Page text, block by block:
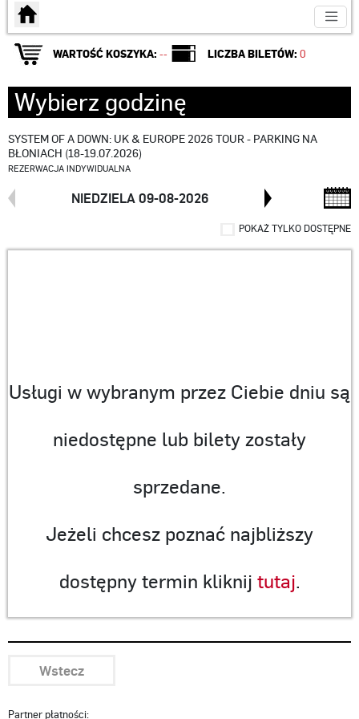
Strona główna
WARTOŚĆ KOSZYKA: -- LICZBA BILETÓW: 0
Wybierz godzinę
SYSTEM OF A DOWN: UK & EUROPE 2026 TOUR - PARKING NA
BŁONIACH (18-19.07.2026)
REZERWACJA INDYWIDUALNA
NIEDZIELA 09-08-2026
POKAŻ TYLKO DOSTĘPNE
Usługi w wybranym przez Ciebie dniu są
niedostępne lub bilety zostały
sprzedane.
Jeżeli chcesz poznać najbliższy
dostępny termin kliknij tutaj.
Wstecz
Partner płatności: